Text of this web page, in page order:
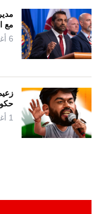
مع
6 أغسطس 2026
1 أغسطس 2026